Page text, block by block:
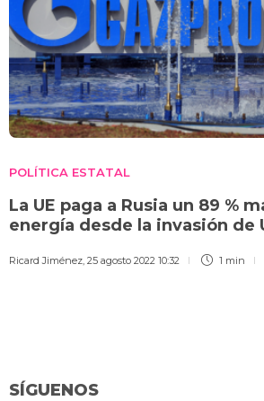
POLÍTICA ESTATAL
La UE paga a Rusia un 89 %
energía desde la invasión de
Ricard Jiménez, 25 agosto 2022 10:32 1 min
SÍGUENOS